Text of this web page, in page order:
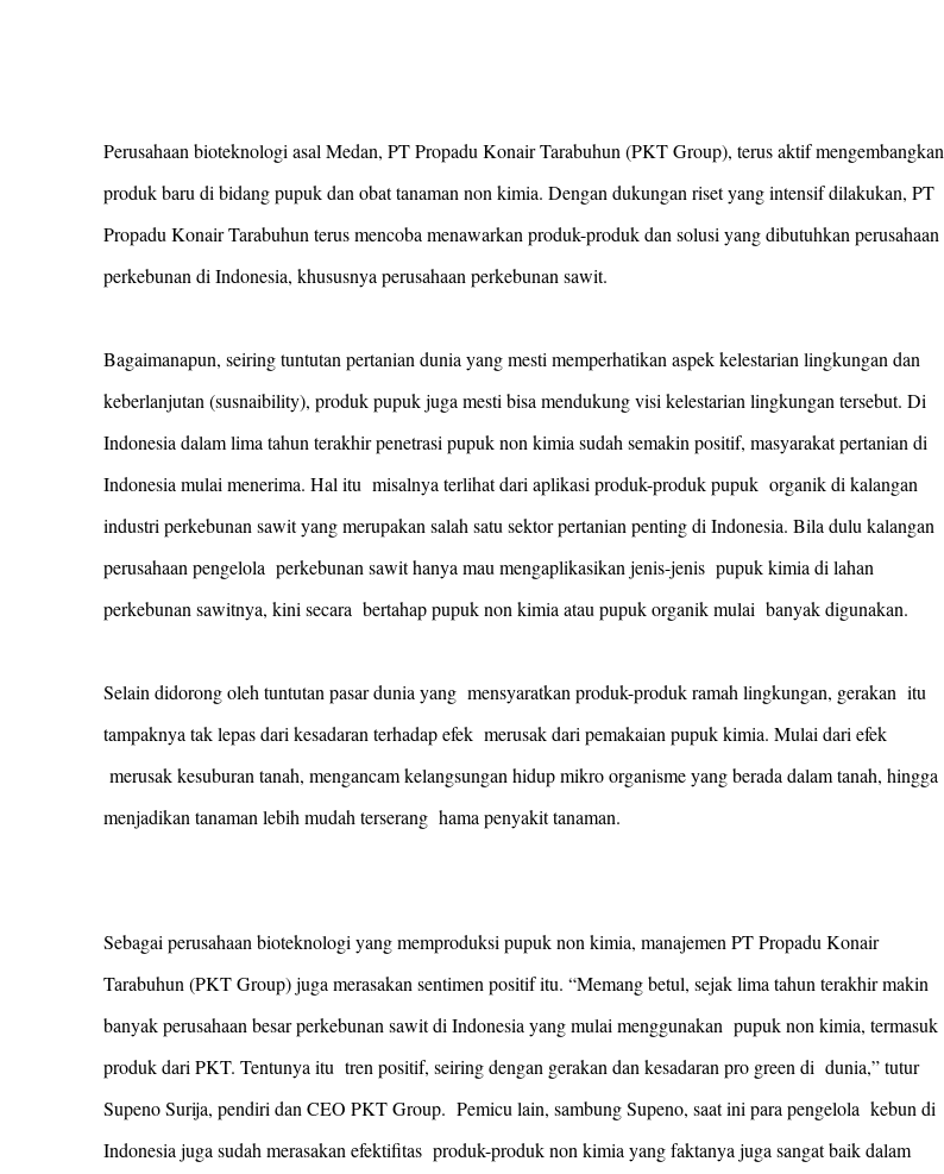
Perusahaan bioteknologi asal Medan, PT Propadu Konair Tarabuhun (PKT Group), terus aktif mengembangkan
produk baru di bidang pupuk dan obat tanaman non kimia. Dengan dukungan riset yang intensif dilakukan, PT
Propadu Konair Tarabuhun terus mencoba menawarkan produk-produk dan solusi yang dibutuhkan perusahaan
perkebunan di Indonesia, khususnya perusahaan perkebunan sawit.
Bagaimanapun, seiring tuntutan pertanian dunia yang mesti memperhatikan aspek kelestarian lingkungan dan
keberlanjutan (susnaibility), produk pupuk juga mesti bisa mendukung visi kelestarian lingkungan tersebut. Di
Indonesia dalam lima tahun terakhir penetrasi pupuk non kimia sudah semakin positif, masyarakat pertanian di
Indonesia mulai menerima. Hal itu misalnya terlihat dari aplikasi produk-produk pupuk organik di kalangan
industri perkebunan sawit yang merupakan salah satu sektor pertanian penting di Indonesia. Bila dulu kalangan
perusahaan pengelola perkebunan sawit hanya mau mengaplikasikan jenis-jenis pupuk kimia di lahan
perkebunan sawitnya, kini secara bertahap pupuk non kimia atau pupuk organik mulai banyak digunakan.
Selain didorong oleh tuntutan pasar dunia yang mensyaratkan produk-produk ramah lingkungan, gerakan itu
tampaknya tak lepas dari kesadaran terhadap efek merusak dari pemakaian pupuk kimia. Mulai dari efek
merusak kesuburan tanah, mengancam kelangsungan hidup mikro organisme yang berada dalam tanah, hingga
menjadikan tanaman lebih mudah terserang hama penyakit tanaman.
Sebagai perusahaan bioteknologi yang memproduksi pupuk non kimia, manajemen PT Propadu Konair
Tarabuhun (PKT Group) juga merasakan sentimen positif itu. “Memang betul, sejak lima tahun terakhir makin
banyak perusahaan besar perkebunan sawit di Indonesia yang mulai menggunakan pupuk non kimia, termasuk
produk dari PKT. Tentunya itu tren positif, seiring dengan gerakan dan kesadaran pro green di dunia,” tutur
Supeno Surija, pendiri dan CEO PKT Group. Pemicu lain, sambung Supeno, saat ini para pengelola kebun di
Indonesia juga sudah merasakan efektifitas produk-produk non kimia yang faktanya juga sangat baik dalam